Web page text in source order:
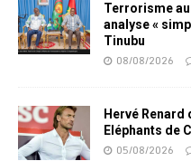
Terrorisme au
analyse «
Tinubu
08/08/2026
Hervé
Eléphants de
05/08/2026